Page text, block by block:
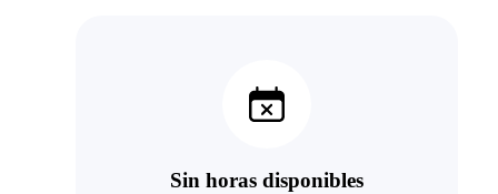
Sin horas disponibles